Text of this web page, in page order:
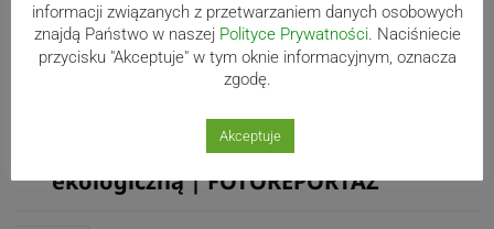
Zachwycające kadry z magicznego
torfowiska Rotuz | FOTOREPORTAŻ
Upcykling, edukacja, wspólnota –
lokalny projekt zmienia świadomość
ekologiczną | FOTOREPORTAŻ
informacji związanych z przetwarzaniem danych osobowych
znajdą Państwo w naszej Polityce Prywatności. Naciśniecie
przycisku "Akceptuje" w tym oknie informacyjnym, oznacza
zgodę.
Akceptuje